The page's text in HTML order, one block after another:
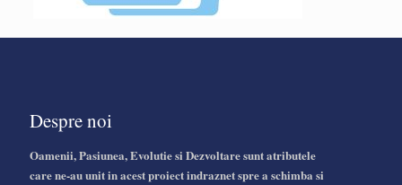
Despre noi
Oamenii, Pasiunea, Evolutie si Dezvoltare sunt atributele
care ne-au unit in acest proiect indraznet spre a schimba si